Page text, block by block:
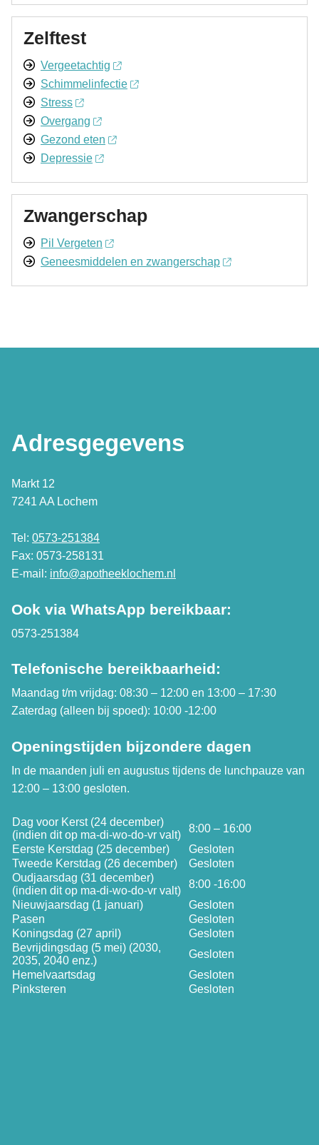
Zelftest
Vergeetachtig
Schimmelinfectie
Stress
Overgang
Gezond eten
Depressie
Zwangerschap
Pil Vergeten
Geneesmiddelen en zwangerschap
Adresgegevens
Markt 12
7241 AA Lochem
Tel: 0573-251384
Fax: 0573-258131
E-mail: info@apotheeklochem.nl
Ook via WhatsApp bereikbaar:
0573-251384
Telefonische bereikbaarheid:
Maandag t/m vrijdag: 08:30 – 12:00 en 13:00 – 17:30
Zaterdag (alleen bij spoed): 10:00 -12:00
Openingstijden bijzondere dagen
In de maanden juli en augustus tijdens de lunchpauze van
12:00 – 13:00 gesloten.
Dag voor Kerst (24 december)
(indien dit op ma-di-wo-do-vr valt)
8:00 – 16:00
Eerste Kerstdag (25 december)
Gesloten
Tweede Kerstdag (26 december)
Gesloten
Oudjaarsdag (31 december)
(indien dit op ma-di-wo-do-vr valt)
8:00 -16:00
Nieuwjaarsdag (1 januari)
Gesloten
Pasen
Gesloten
Koningsdag (27 april)
Gesloten
Bevrijdingsdag (5 mei) (2030,
2035, 2040 enz.)
Gesloten
Hemelvaartsdag
Gesloten
Pinksteren
Gesloten